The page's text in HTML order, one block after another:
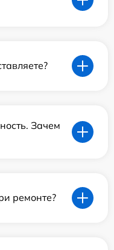
Зачем
ремонте?